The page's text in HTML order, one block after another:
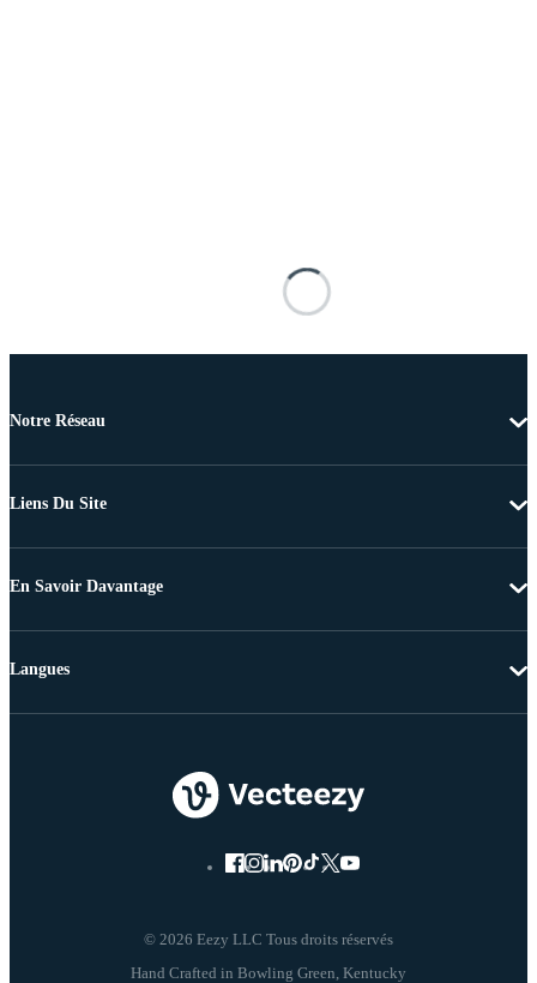
Notre Réseau
Liens Du Site
En Savoir Davantage
© 2026 Eezy LLC Tous droits réservés
Langues